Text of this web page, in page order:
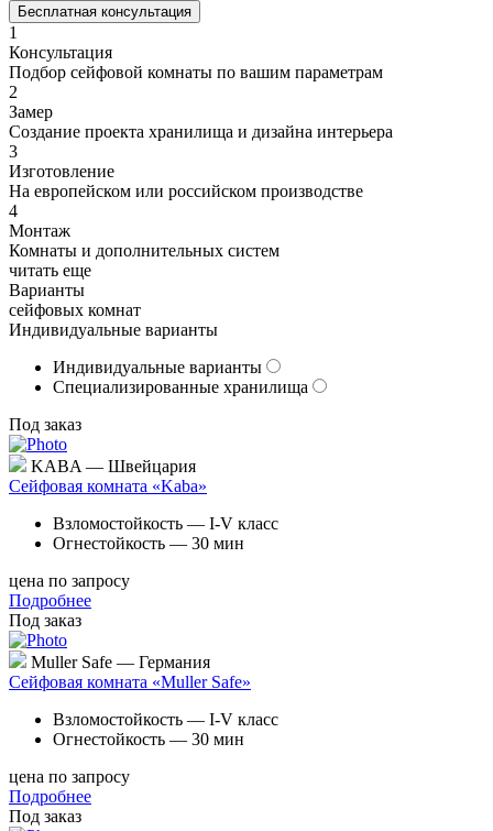
Бесплатная консультация
1
Консультация
Подбор сейфовой комнаты по вашим параметрам
2
Замер
Создание проекта хранилища и дизайна интерьера
3
Изготовление
На европейском или российском производстве
4
Монтаж
Комнаты и дополнительных систем
читать еще
Варианты
сейфовых комнат
Индивидуальные варианты
Индивидуальные варианты
Специализированные хранилища
Под заказ
KABA — Швейцария
Сейфовая комната «Kaba»
Взломостойкость — I-V класс
Огнестойкость — 30 мин
цена по запросу
Подробнее
Под заказ
Muller Safe — Германия
Сейфовая комната «Muller Safe»
Взломостойкость — I-V класс
Огнестойкость — 30 мин
цена по запросу
Подробнее
Под заказ